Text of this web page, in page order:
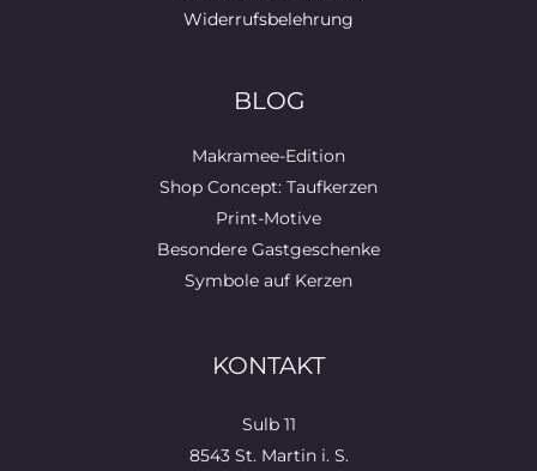
Widerrufsbelehrung
BLOG
Makramee-Edition
Shop Concept: Taufkerzen
Print-Motive
Besondere Gastgeschenke
Symbole auf Kerzen
KONTAKT
Sulb 11
8543 St. Martin i. S.